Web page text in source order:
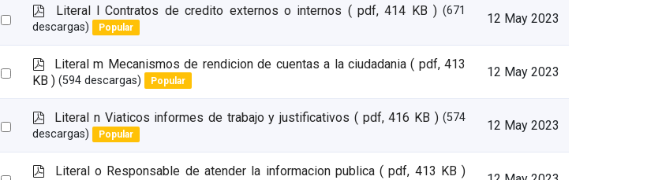
Select
p
d
Literal l Contratos de credito externos o internos ( pdf, 414 KB ) (671
descargas)
Popular
12 May 2023
Select
p
d
Literal m Mecanismos de rendicion de cuentas a la ciudadania ( pdf, 413
KB ) (594 descargas) Popular
12 May 2023
Select
p
d
Literal n Viaticos informes de trabajo y justificativos ( pdf, 416 KB ) (574
descargas)
Popular
12 May 2023
pLiteral o Responsable de atender la informacion publica ( pdf, 413 KB )